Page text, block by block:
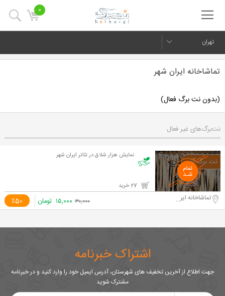
0
تهران
تماشاخانه ایران شهر
(بدون نت برگ فعال)
نت‌برگ‌های غیر فعال
نمایش هزار شلاق در تئاتر ایران شهر
٪50 تماشاخانه ایران شهر ۳۰,۰۰۰ ۱۵,۰۰۰ تومان
اشتراک خبرنامه
جهت اطلاع از آخرین تخفیف های شهرستان، آدرس ایمیل خود را وارد کنید و در خبرنامه
مشترک شوید